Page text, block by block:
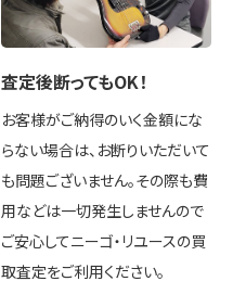
査定後断ってもOK！
お客様がご納得のいく金額にな
らない場合は、お断りいただいて
も問題ございません。その際も費
用などは一切発生しませんので
ご安心してニーゴ・リユースの買
取査定をご利用ください。